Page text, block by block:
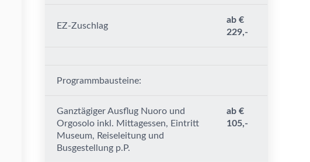
EZ-Zuschlag
ab €
229,-
Programmbausteine:
Ganztägiger Ausflug Nuoro und
Orgosolo inkl. Mittagessen, Eintritt
Museum, Reiseleitung und
Busgestellung p.P.
ab €
105,-